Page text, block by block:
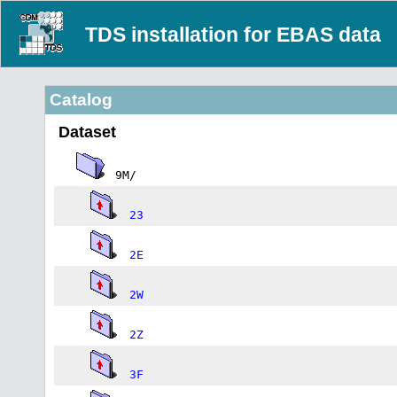
TDS installation for EBAS data
Catalog
Dataset
9M/
23
2E
2W
2Z
3F